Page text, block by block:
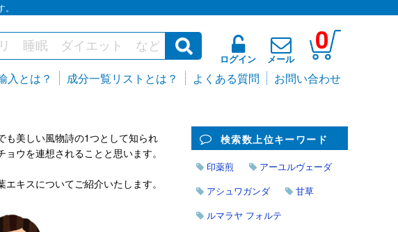
ログイン メール
0
入とは？ 成分一覧リストとは？ よくある質問 お問い合わせ
も美しい風物詩の1つとして知られ
ウを連想されることと思います。
キスについてご紹介いたします。
検索数上位キーワード
印薬煎
アーユルヴェーダ
アシュワガンダ
甘草
ルマラヤ フォルテ